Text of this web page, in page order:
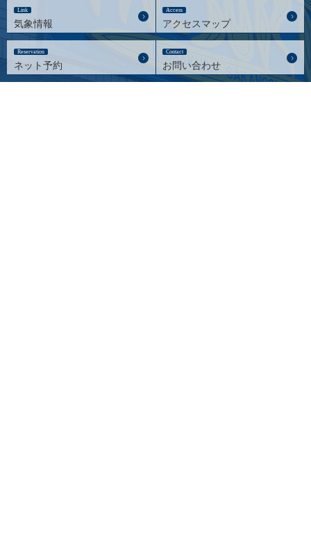
Link
気象情報
Access
アクセスマップ
Reservation
ネット予約
Contact
お問い合わせ